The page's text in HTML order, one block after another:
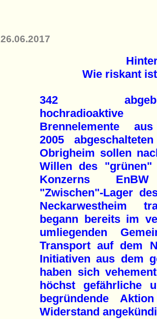
26.06.2017
Wie riskant
342
hochradioaktive
Brennelemente
2005
Obrigheim sollen
Willen des "grünen"
Konzerns
"Zwischen"-Lager
Neckarwestheim
begann bereits im
umliegenden
Transport auf dem
Initiativen aus dem
haben sich
höchst gefährliche
begründende
Widerstand